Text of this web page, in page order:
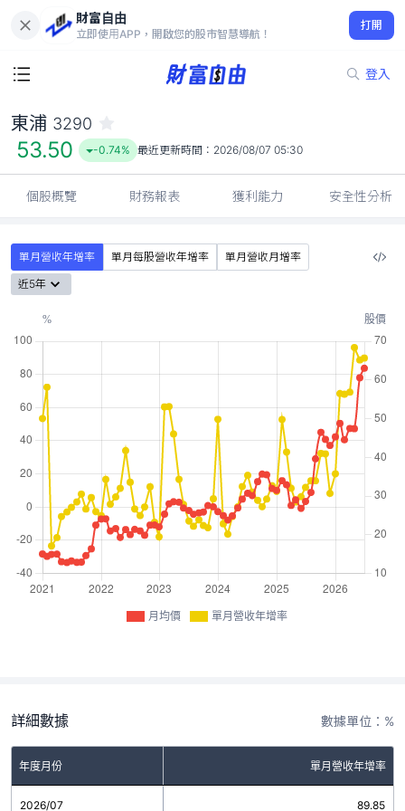
財富自由
立即使用APP，開啟您的股市智慧導航！
打開
登入
53.50
-0.74%
東浦 3290
53.50 -0.74% 最近更新時間： 2026/08/07 05:30
個股概覽 財務報表 獲利能力 安全性分析
單月營收年增率 單月每股營收年增率
單月營收月增率
近5年
月均價 單月營收年增率
詳細數據 數據單位：%
年度月份 單月營收年增率
2026/07 89.85